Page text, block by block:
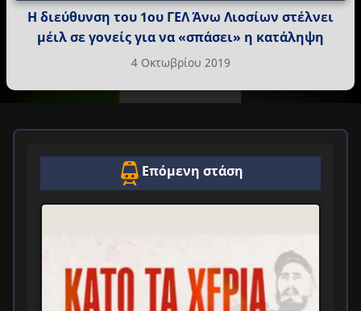
Η διεύθυνση του 1ου ΓΕΛ Άνω Λιοσίων στέλνει
μέιλ σε γονείς για να «σπάσει» η κατάληψη
4 Οκτωβρίου 2019
Επόμενη στάση